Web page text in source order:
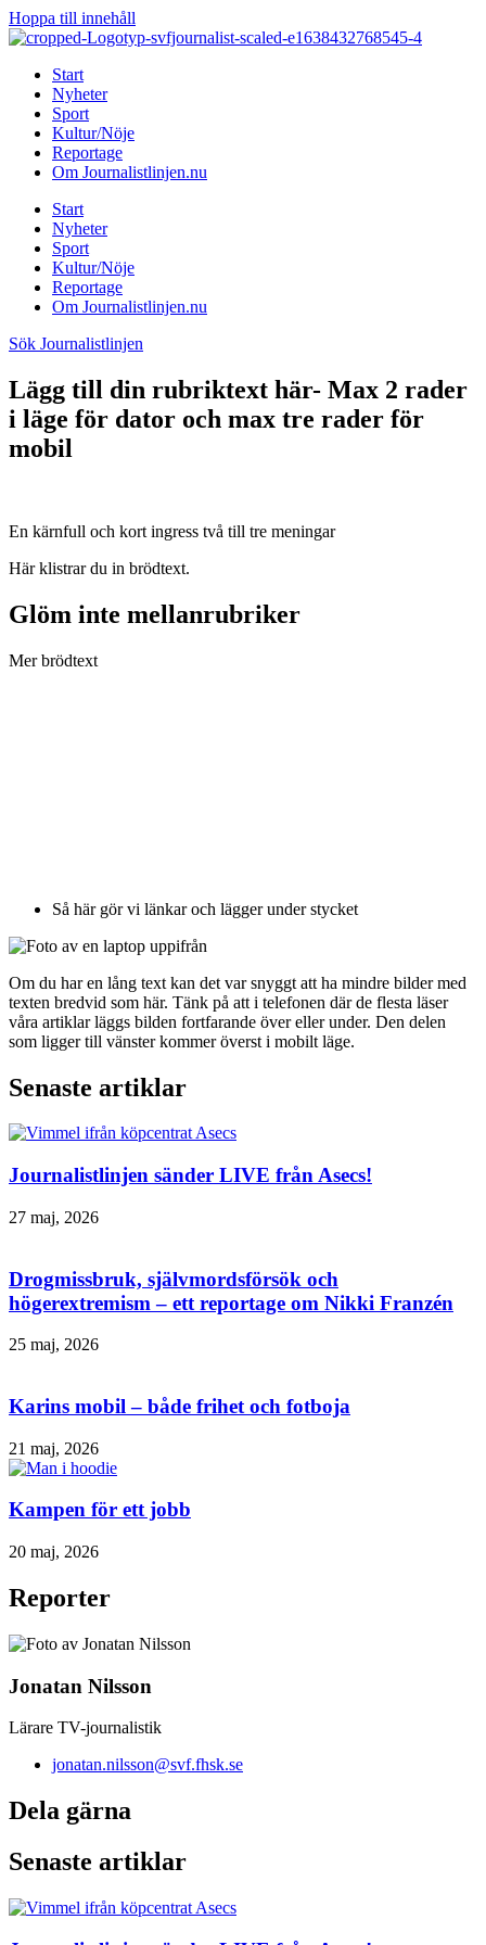
Hoppa till innehåll
Start
Nyheter
Sport
Kultur/Nöje
Reportage
Om Journalistlinjen.nu
Start
Nyheter
Sport
Kultur/Nöje
Reportage
Om Journalistlinjen.nu
Sök Journalistlinjen
Lägg till din rubriktext här- Max 2 rader
i läge för dator och max tre rader för
mobil
En kärnfull och kort ingress två till tre meningar
Här klistrar du in brödtext.
Glöm inte mellanrubriker
Mer brödtext
Så här gör vi länkar och lägger under stycket
Om du har en lång text kan det var snyggt att ha mindre bilder med
texten bredvid som här. Tänk på att i telefonen där de flesta läser
våra artiklar läggs bilden fortfarande över eller under. Den delen
som ligger till vänster kommer överst i mobilt läge.
Senaste artiklar
Journalistlinjen sänder LIVE från Asecs!
27 maj, 2026
Drogmissbruk, självmordsförsök och
högerextremism – ett reportage om Nikki Franzén
25 maj, 2026
Karins mobil – både frihet och fotboja
21 maj, 2026
Kampen för ett jobb
20 maj, 2026
Reporter
Jonatan Nilsson
Lärare TV-journalistik
jonatan.nilsson@svf.fhsk.se
Dela gärna
Senaste artiklar